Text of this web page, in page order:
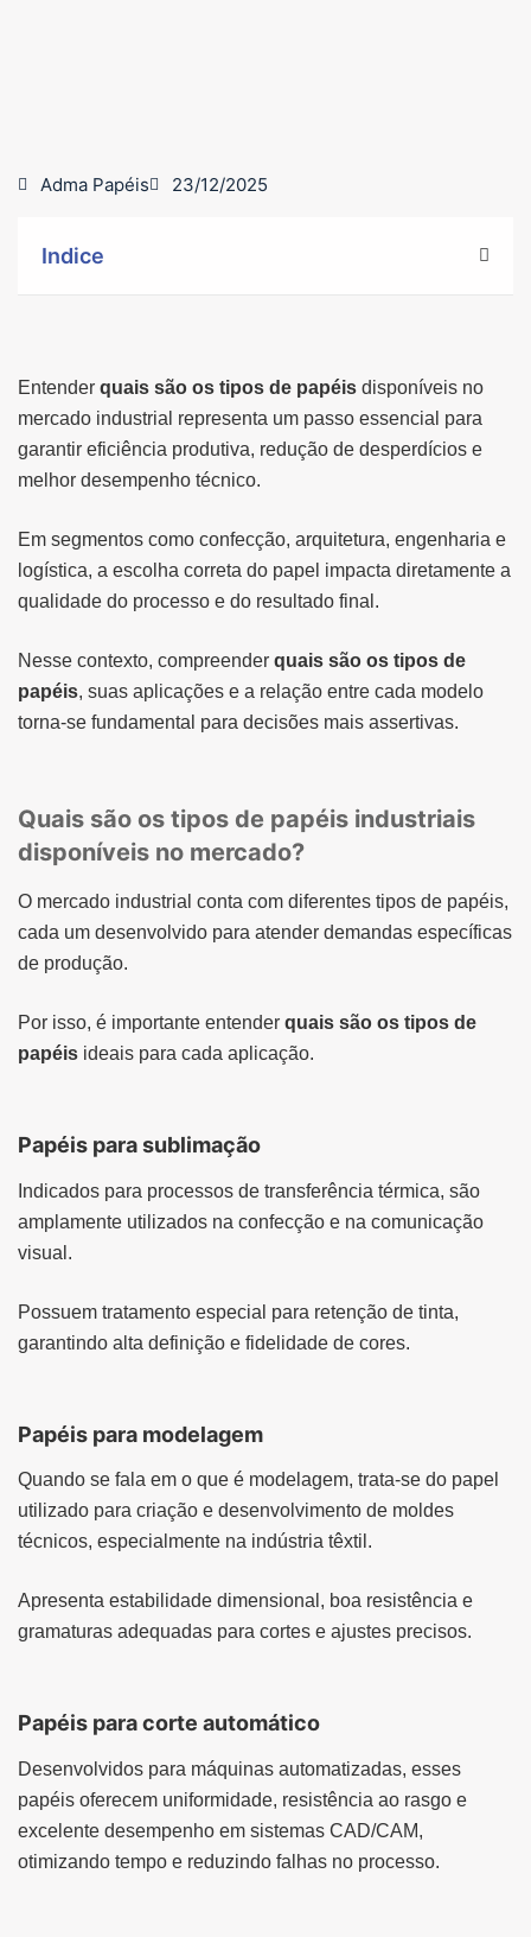
Adma Papéis 23/12/2025
Indice
Entender quais são os tipos de papéis disponíveis no
mercado industrial representa um passo essencial para
garantir eficiência produtiva, redução de desperdícios e
melhor desempenho técnico.
Em segmentos como confecção, arquitetura, engenharia e
logística, a escolha correta do papel impacta diretamente a
qualidade do processo e do resultado final.
Nesse contexto, compreender quais são os tipos de
papéis, suas aplicações e a relação entre cada modelo
torna-se fundamental para decisões mais assertivas.
Quais são os tipos de papéis industriais
disponíveis no mercado?
O mercado industrial conta com diferentes tipos de papéis,
cada um desenvolvido para atender demandas específicas
de produção.
Por isso, é importante entender quais são os tipos de
papéis ideais para cada aplicação.
Papéis para sublimação
Indicados para processos de transferência térmica, são
amplamente utilizados na confecção e na comunicação
visual.
Possuem tratamento especial para retenção de tinta,
garantindo alta definição e fidelidade de cores.
Papéis para modelagem
Quando se fala em o que é modelagem, trata-se do papel
utilizado para criação e desenvolvimento de moldes
técnicos, especialmente na indústria têxtil.
Apresenta estabilidade dimensional, boa resistência e
gramaturas adequadas para cortes e ajustes precisos.
Papéis para corte automático
Desenvolvidos para máquinas automatizadas, esses
papéis oferecem uniformidade, resistência ao rasgo e
excelente desempenho em sistemas CAD/CAM,
otimizando tempo e reduzindo falhas no processo.